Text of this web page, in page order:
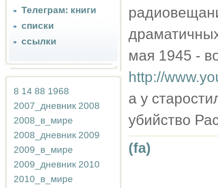
Телеграм: книги
списки
ссылки
8 14 88 1968
2007_дневник 2008
2008_в_мире
2008_дневник 2009
2009_в_мире
2009_дневник 2010
2010_в_мире
мая 1945 -
http://
а у
убийство
(fa)